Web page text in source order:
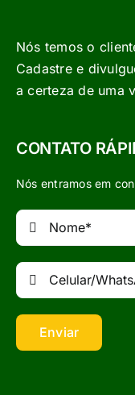
Nós temos o
Cadastre e
a certeza de uma
CONTATO
Nós entramos em
Enviar